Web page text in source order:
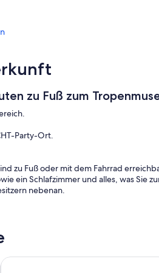
zu Fuß zum
Party-Ort.
zu Fuß oder mit dem Fahrrad
ein Schlafzimmer und alles, was Sie
nebenan.
Kleiderschrank.
Seife bereitgestellt)
darunter Pfannen,
Boat with a view in center of